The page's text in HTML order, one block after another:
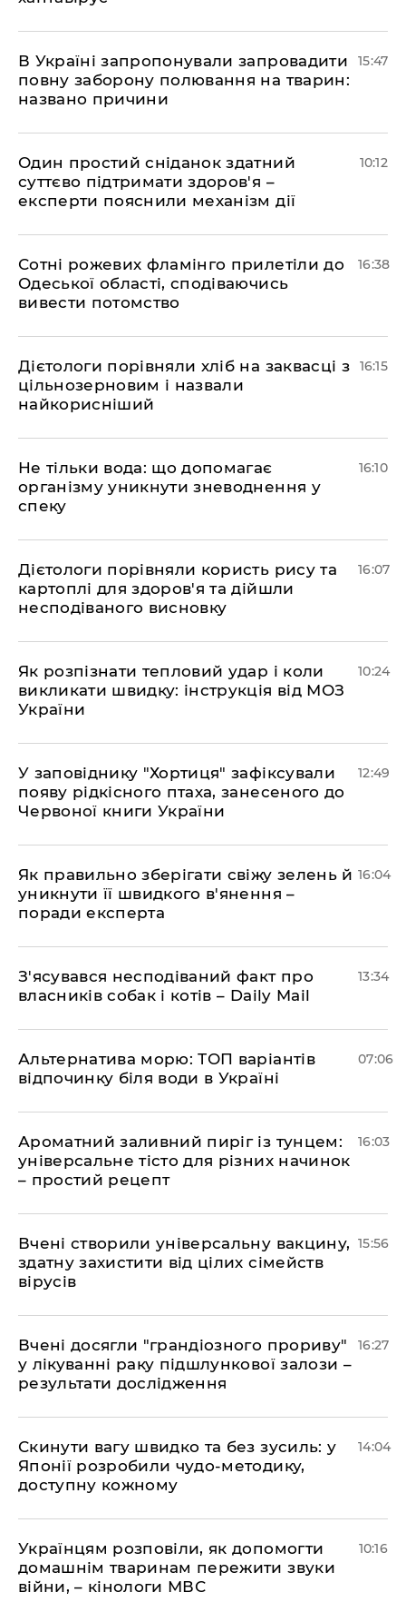
В Україні запропонували запровадити
повну заборону полювання на тварин:
названо причини
15:47
Один простий сніданок здатний
суттєво підтримати здоров'я –
експерти пояснили механізм дії
10:12
Сотні рожевих фламінго прилетіли до
Одеської області, сподіваючись
вивести потомство
16:38
Дієтологи порівняли хліб на заквасці з
цільнозерновим і назвали
найкорисніший
16:15
Не тільки вода: що допомагає
організму уникнути зневоднення у
спеку
16:10
Дієтологи порівняли користь рису та
картоплі для здоров'я та дійшли
несподіваного висновку
16:07
Як розпізнати тепловий удар і коли
викликати швидку: інструкція від МОЗ
України
10:24
У заповіднику "Хортиця" зафіксували
появу рідкісного птаха, занесеного до
Червоної книги України
12:49
Як правильно зберігати свіжу зелень й
уникнути її швидкого в'янення –
поради експерта
16:04
З'ясувався несподіваний факт про
власників собак і котів – Daily Mail
13:34
Альтернатива морю: ТОП варіантів
відпочинку біля води в Україні
07:06
Ароматний заливний пиріг із тунцем:
універсальне тісто для різних начинок
– простий рецепт
16:03
Вчені створили універсальну вакцину,
здатну захистити від цілих сімейств
вірусів
15:56
Вчені досягли "грандіозного прориву"
у лікуванні раку підшлункової залози –
результати дослідження
16:27
Скинути вагу швидко та без зусиль: у
Японії розробили чудо-методику,
доступну кожному
14:04
Українцям розповіли, як допомогти
домашнім тваринам пережити звуки
війни, – кінологи МВС
10:16